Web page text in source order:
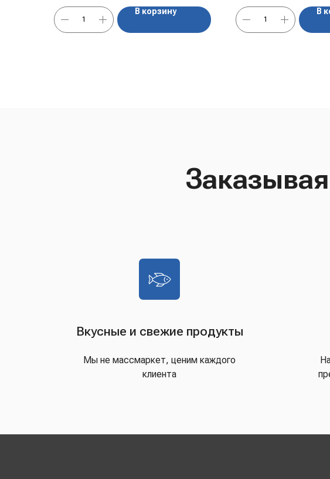
В корзину В
Вкусные и свежие продукты
Мы не массмаркет, ценим каждого
клиента